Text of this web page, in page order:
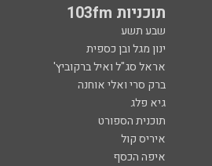
תוכניות 103fm
שבע תשע
ינון מגל ובן כספית
אראל סג"ל ואיל ברקוביץ'
ברק סרי ואלי אוחנה
גיא פלג
תוכנית הספורט
איריס קול
איפה הכסף